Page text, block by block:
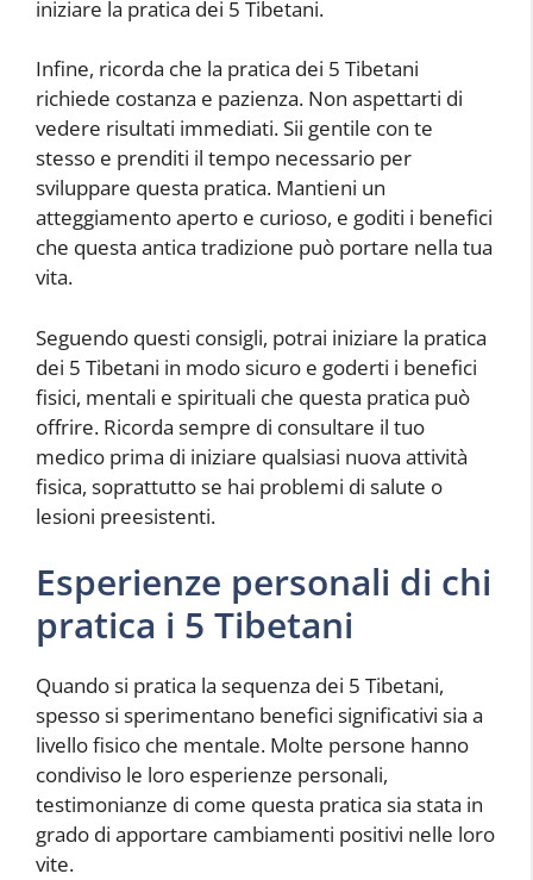
iniziare la pratica dei 5 Tibetani.
Infine, ricorda che la pratica dei 5 Tibetani
richiede costanza e pazienza. Non aspettarti di
vedere risultati immediati. Sii gentile con te
stesso e prenditi il tempo necessario per
sviluppare questa pratica. Mantieni un
atteggiamento aperto e curioso, e goditi i benefici
che questa antica tradizione può portare nella tua
vita.
Seguendo questi consigli, potrai iniziare la pratica
dei 5 Tibetani in modo sicuro e goderti i benefici
fisici, mentali e spirituali che questa pratica può
offrire. Ricorda sempre di consultare il tuo
medico prima di iniziare qualsiasi nuova attività
fisica, soprattutto se hai problemi di salute o
lesioni preesistenti.
Esperienze personali di chi
pratica i 5 Tibetani
Quando si pratica la sequenza dei 5 Tibetani,
spesso si sperimentano benefici significativi sia a
livello fisico che mentale. Molte persone hanno
condiviso le loro esperienze personali,
testimonianze di come questa pratica sia stata in
grado di apportare cambiamenti positivi nelle loro
vite.